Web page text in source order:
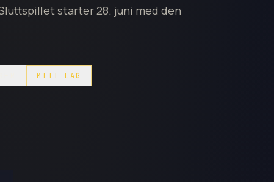
starter 28. juni med den
MITT LAG